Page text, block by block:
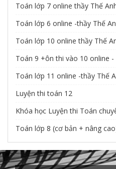
Toán lớp 7 online thầy Thế
Toán lớp 6 online -thầy Thế
Toán lớp 10 online thầy Thế
Toán 9 +ôn thi vào 10 online -
Toán lớp 11 online -thầy Thế
Luyện thi toán 12
Khóa học Luyện thi Toán
Toán lớp 8 (cơ bản + nâng